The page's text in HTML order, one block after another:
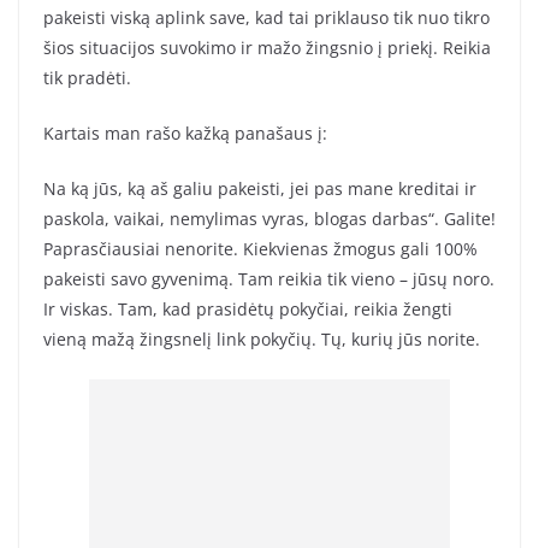
pakeisti viską aplink save, kad tai priklauso tik nuo tikro
šios situacijos suvokimo ir mažo žingsnio į priekį. Reikia
tik pradėti.
Kartais man rašo kažką panašaus į:
Na ką jūs, ką aš galiu pakeisti, jei pas mane kreditai ir
paskola, vaikai, nemylimas vyras, blogas darbas“. Galite!
Paprasčiausiai nenorite. Kiekvienas žmogus gali 100%
pakeisti savo gyvenimą. Tam reikia tik vieno – jūsų noro.
Ir viskas. Tam, kad prasidėtų pokyčiai, reikia žengti
vieną mažą žingsnelį link pokyčių. Tų, kurių jūs norite.